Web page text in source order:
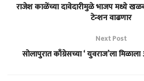
राजेश काळेंच्या दावेदारीमुळे भाजप मध्ये
टेन्शन वाढणार
Next Post
सोलापुरात काँग्रेसच्या ‘ युवराज’ला